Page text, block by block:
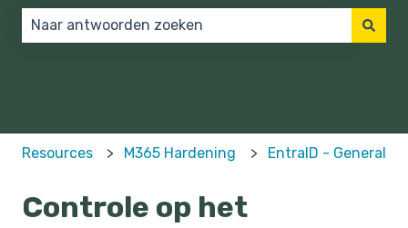
Resources M365 Hardening EntraID - General
Controle op het